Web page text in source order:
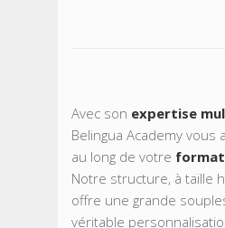
Avec son expertise
Belingua Academy vous
au long de votre
Notre structure, à taille
offre une grande
véritable